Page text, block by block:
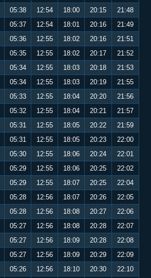
05:38 12:54 18:00 20:15
21:48
05:37 12:54 18:01 20:16
21:49
05:36 12:55 18:02 20:16
21:51
05:35 12:55 18:02 20:17
21:52
05:34 12:55 18:03 20:18
21:53
05:34 12:55 18:03 20:19
21:55
05:33 12:55 18:04 20:20
21:56
05:32 12:55 18:04 20:21
21:57
05:31 12:55 18:05 20:22
21:59
05:31 12:55 18:05 20:23
22:00
05:30 12:55 18:06 20:24
22:01
05:29 12:55 18:06 20:25
22:02
05:29 12:55 18:07 20:25
22:04
05:28 12:56 18:07 20:26
22:05
05:28 12:56 18:08 20:27
22:06
05:27 12:56 18:08 20:28
22:07
05:27 12:56 18:09 20:28
22:08
05:27 12:56 18:09 20:29
22:09
05:26 12:56 18:10 20:30
22:10